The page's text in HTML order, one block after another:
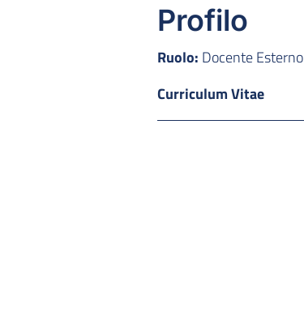
Profilo
Ruolo: Docente Esterno
Curriculum Vitae